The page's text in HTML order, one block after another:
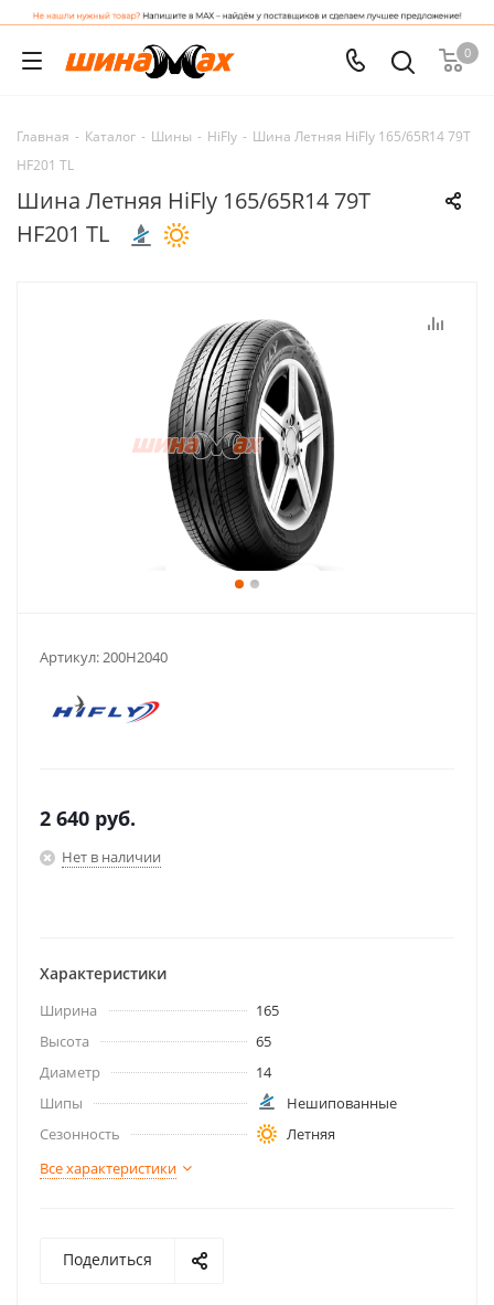
0
Главная - Каталог - Шины - HiFly - Шина Летняя HiFly 165/65R14 79T
HF201 TL
Шина Летняя HiFly 165/65R14 79T
HF201 TL
Артикул:200H2040
2 640 руб.
Нет в наличии
Характеристики
Ширина
165
Высота
65
Диаметр
14
Шипы
Нешипованные
Сезонность
Летняя
Все характеристики
Поделиться